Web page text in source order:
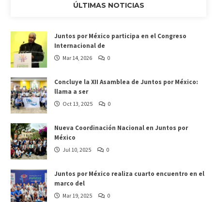
ÚLTIMAS NOTICIAS
Juntos por México participa en el Congreso
Internacional de
Mar 14, 2026 0
Concluye la XII Asamblea de Juntos por México:
llama a ser
Oct 13, 2025 0
Nueva Coordinación Nacional en Juntos por
México
Jul 10, 2025 0
Juntos por México realiza cuarto encuentro en el
marco del
Mar 19, 2025 0